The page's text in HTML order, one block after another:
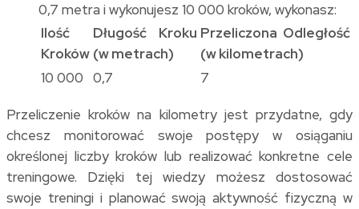
0,7 metra i wykonujesz 10 000 kroków, wykonasz:
Ilość
Kroków
Długość Kroku
(w metrach)
Przeliczona Odległość
(w kilometrach)
10 000 0,7 7
Przeliczenie kroków na kilometry jest przydatne, gdy
chcesz monitorować swoje postępy w osiąganiu
określonej liczby kroków lub realizować konkretne cele
treningowe. Dzięki tej wiedzy możesz dostosować
swoje treningi i planować swoją aktywność fizyczną w